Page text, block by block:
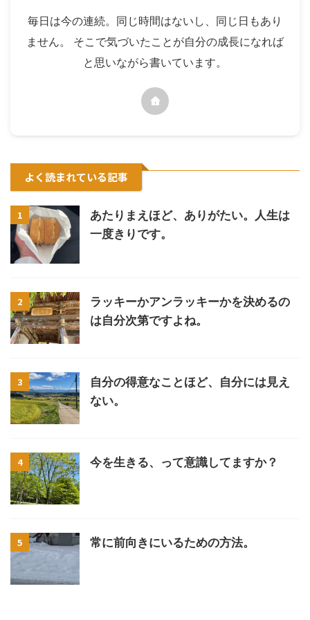
毎日は今の連続。同じ時間はないし、同じ日もあり
ません。 そこで気づいたことが自分の成長になれば
と思いながら書いています。
よく読まれている記事
1
あたりまえほど、ありがたい。人生は
一度きりです。
2
ラッキーかアンラッキーかを決めるの
は自分次第ですよね。
3
自分の得意なことほど、自分には見え
ない。
4 今を生きる、って意識してますか？
5 常に前向きにいるための方法。